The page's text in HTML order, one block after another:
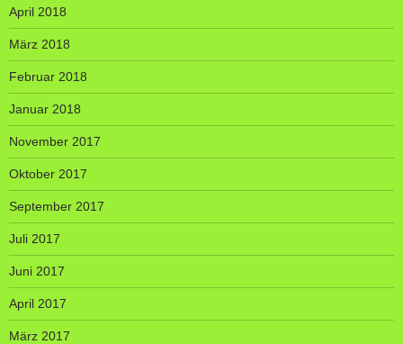
April 2018
März 2018
Februar 2018
Januar 2018
November 2017
Oktober 2017
September 2017
Juli 2017
Juni 2017
April 2017
März 2017